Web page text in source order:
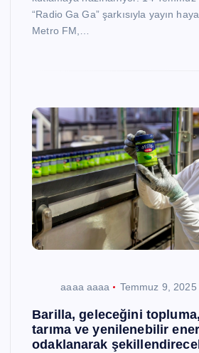
“Radio Ga Ga” şarkısıyla yayın
Metro FM,…
aaaa aaaa Temmuz 9, 2025
Barilla, geleceğini topluma,
tarıma ve yenilenebilir
odaklanarak